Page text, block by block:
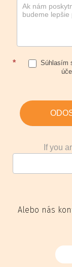
*
Súhlasím
If you
Alebo nás